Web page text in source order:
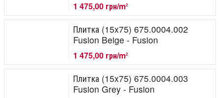
1 475,00 грн/m2
Плитка (15x75) 675.0004.002
Fusion Beige - Fusion
1 475,00 грн/m2
Плитка (15x75) 675.0004.003
Fusion Grey - Fusion